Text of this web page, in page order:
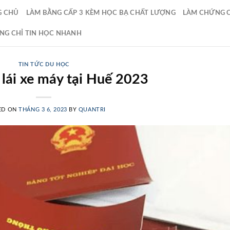
CHỦ LÀM BẰNG CẤP 3 KÈM HỌC BẠ CHẤT LƯỢNG LÀM CHỨNG
CHỈ TIN HỌC NHANH
TIN TỨC DU HỌC
lái xe máy tại Huế 2023
ONTHÁNG 3 6, 2023 BY QUANTRI